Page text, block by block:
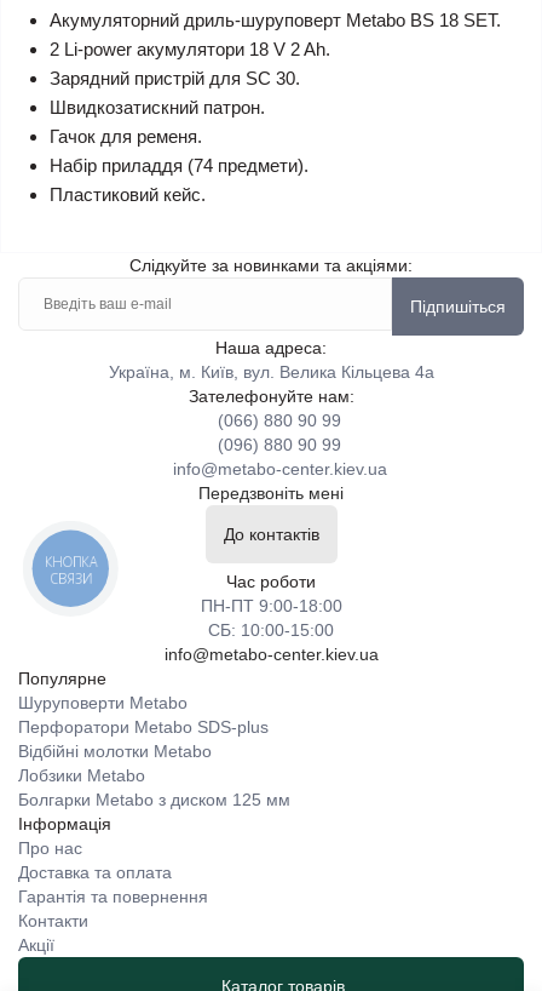
Акумуляторний дриль-шуруповерт Metabo BS 18 SET.
2 Li-power акумулятори 18 V 2 Ah.
Зарядний пристрій для SC 30.
Швидкозатискний патрон.
Гачок для ременя.
Набір приладдя (74 предмети).
Пластиковий кейс.
Слідкуйте за новинками та акціями:
Підпишіться
Наша адреса:
Україна, м. Київ, вул. Велика Кільцева 4а
Зателефонуйте нам:
(066) 880 90 99
(096) 880 90 99
info@metabo-center.kiev.ua
Передзвоніть мені
До контактів
Час роботи
ПН-ПТ 9:00-18:00
СБ: 10:00-15:00
info@metabo-center.kiev.ua
Популярне
Шуруповерти Metabo
Перфоратори Metabo SDS-plus
Відбійні молотки Metabo
Лобзики Metabo
Болгарки Metabo з диском 125 мм
Інформація
Про нас
Доставка та оплата
Гарантія та повернення
Контакти
Акції
Каталог товарів
КНОПКА
СВЯЗИ